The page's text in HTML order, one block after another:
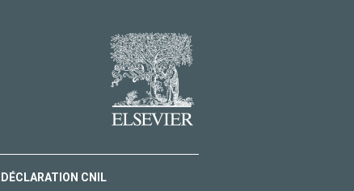
DÉCLARATION CNIL